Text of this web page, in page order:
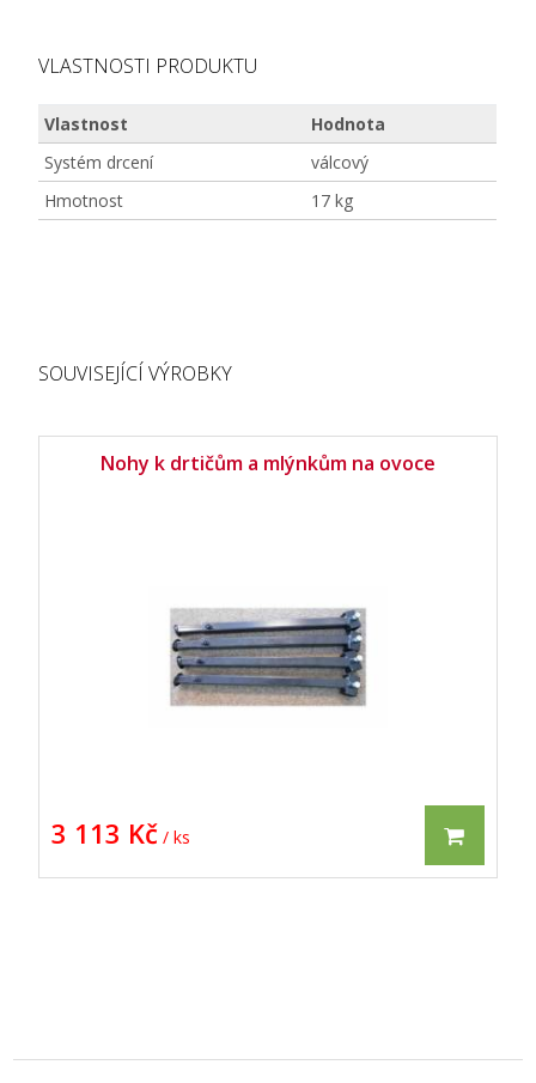
VLASTNOSTI PRODUKTU
Vlastnost
Hodnota
Systém drcení
válcový
Hmotnost
17 kg
SOUVISEJÍCÍ VÝROBKY
Nohy k drtičům a mlýnkům na ovoce
3 113 Kč / ks